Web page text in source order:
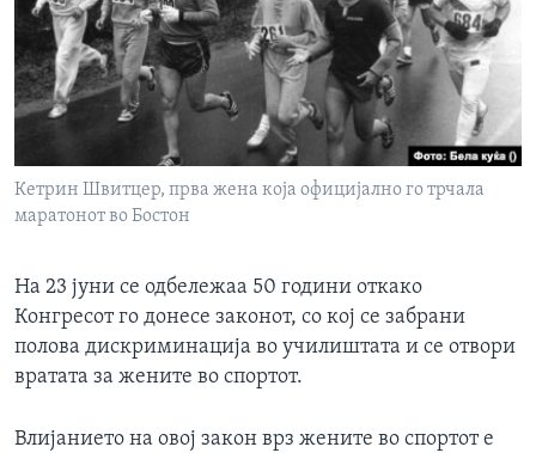
Кетрин Швитцер, прва жена која официјално го трчала
маратонот во Бостон
На 23 јуни се одбележаа 50 години откако
Конгресот го донесе законот, со кој се забрани
полова дискриминација во училиштата и се отвори
вратата за жените во спортот.
Влијанието на овој закон врз жените во спортот е